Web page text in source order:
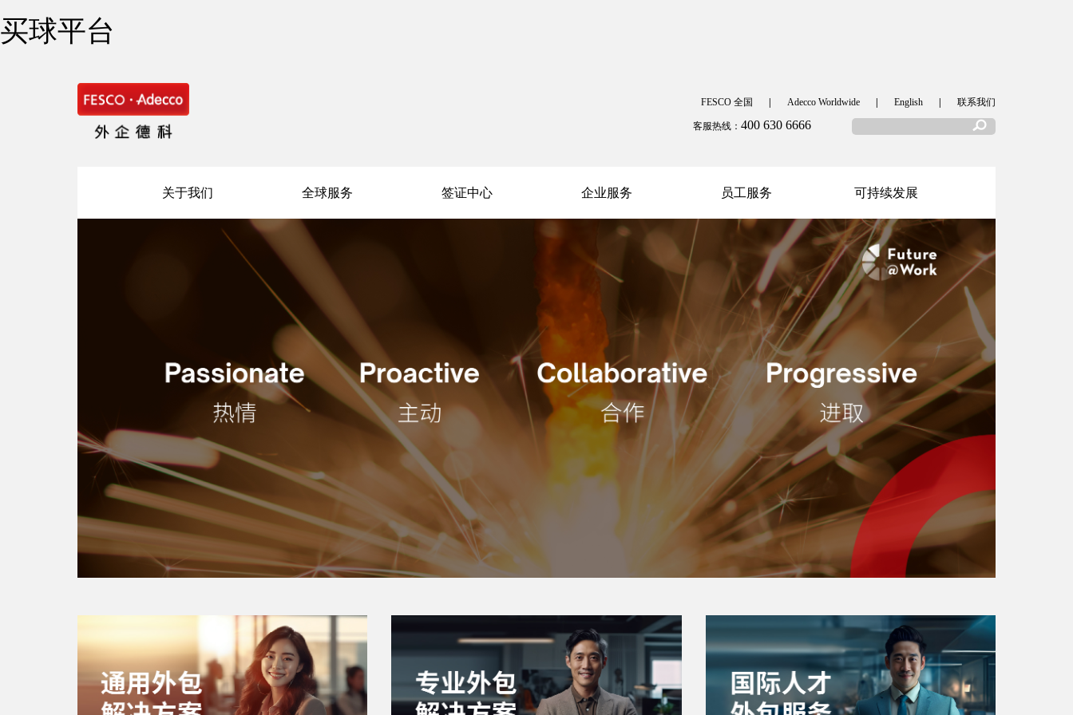
买球平台
FESCO 全国 Adecco Worldwide English 联系我们
客服热线： 400 630 6666
关于我们 全球服务 签证中心 企业服务 员工服务 可持续发展